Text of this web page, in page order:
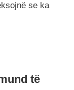
se ka
të